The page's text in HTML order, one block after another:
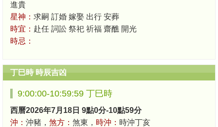
進貴
星神： 求嗣 訂婚 嫁娶 出行 安葬
時宜： 赴任 詞訟 祭祀 祈福 齋醮 開光
時忌：
丁巳時 時辰吉凶
9:00:00-10:59:59 丁巳時
西曆2026年7月18日 9點0分-10點59分
沖： 沖豬， 煞方： 煞東， 時沖： 時沖丁亥